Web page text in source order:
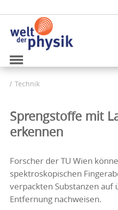
Technik
Sprengstoffe mit
erkennen
Forscher der TU Wien
spektroskopischen
verpackten Substanzen
Entfernung nachweisen.